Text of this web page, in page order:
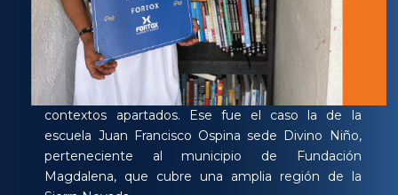
contextos apartados. Ese fue el caso la de la
escuela Juan Francisco Ospina sede Divino Niño,
perteneciente al municipio de Fundación
Magdalena, que cubre una amplia región de la